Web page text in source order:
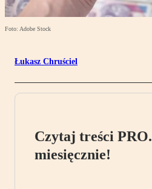
Foto: Adobe Stock
Łukasz Chruściel
Czytaj treści
miesięcznie!